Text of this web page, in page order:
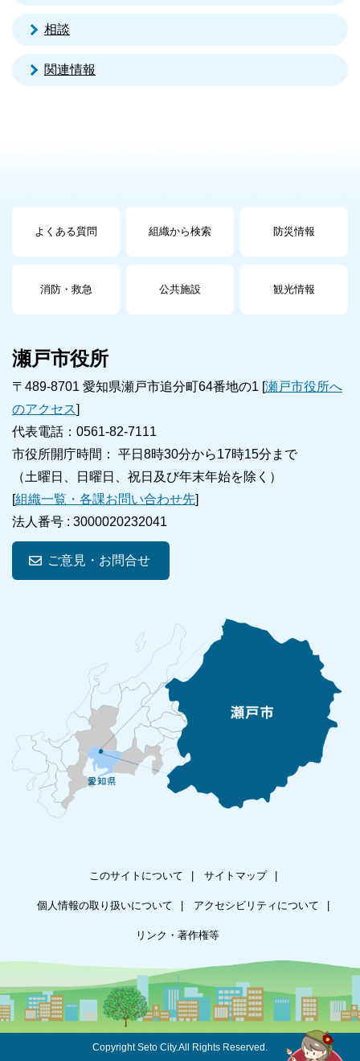
相談
関連情報
よくある質問 組織から検索 防災情報
消防・救急 公共施設 観光情報
瀬戸市役所
〒489-8701 愛知県瀬戸市追分町64番地の1 [瀬戸市役所へ
のアクセス]
代表電話：0561-82-7111
市役所開庁時間： 平日8時30分から17時15分まで
（土曜日、日曜日、祝日及び年末年始を除く）
[組織一覧・各課お問い合わせ先]
法人番号 : 3000020232041
ご意見・お問合せ
このサイトについて サイトマップ
個人情報の取り扱いについて アクセシビリティについて
リンク・著作権等
Copyright Seto City.All Rights Reserved.